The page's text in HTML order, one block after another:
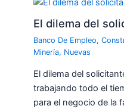
El dilema del
Banco De Empleo,
Minería, Nuevas
El dilema del
trabajando todo el
para el negocio de la